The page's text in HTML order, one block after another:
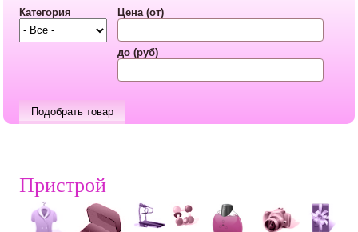
Категория Цена (от)
до (руб)
Пристрой